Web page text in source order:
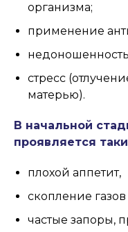
организма;
применение
стресс
матерью).
В начальной
проявляется
плохой аппетит,
скопление
частые запоры,